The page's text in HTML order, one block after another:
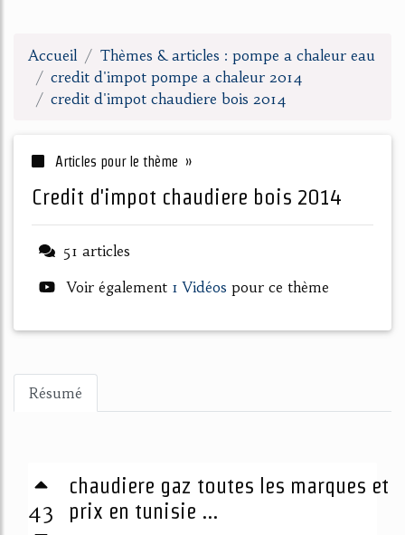
Accueil
Thèmes & articles : pompe a chaleur eau
credit d'impot pompe a chaleur 2014
credit d'impot chaudiere bois 2014
Articles pour le thème »
credit d'impot chaudiere bois 2014
51 articles
Voir également 1 Vidéos pour ce thème
Résumé
43
chaudiere gaz toutes les marques et
prix en tunisie ...